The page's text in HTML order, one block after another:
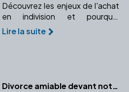
Découvrez les enjeux de l'achat
en indivision et pourquoi
consulter un notaire est
indispensable pour protéger vos
Lire la suite
Divorce amiable devant notaire ou procédure judiciaire : quelles différences ?